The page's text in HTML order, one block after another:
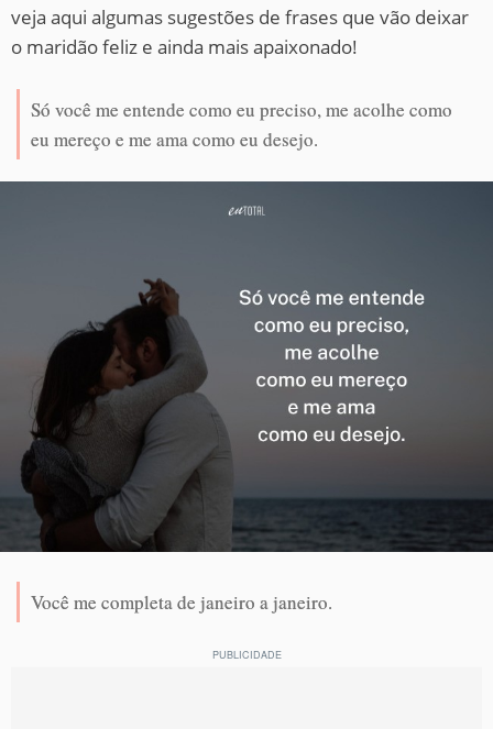
veja aqui algumas sugestões de frases que vão deixar
o maridão feliz e ainda mais apaixonado!
Só você me entende como eu preciso, me acolhe como
eu mereço e me ama como eu desejo.
Você me completa de janeiro a janeiro.